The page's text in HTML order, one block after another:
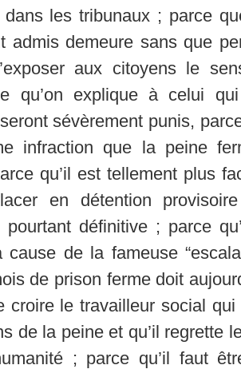
les tribunaux ; parce
admis demeure sans que
aux citoyens le
qu’on explique à celui
sévèrement punis,
infraction que la peine
qu’il est tellement plus
en détention
pourtant définitive ; parce
cause de la fameuse
de prison ferme doit
croire le travailleur social
de la peine et qu’il regrette
; parce qu’il faut